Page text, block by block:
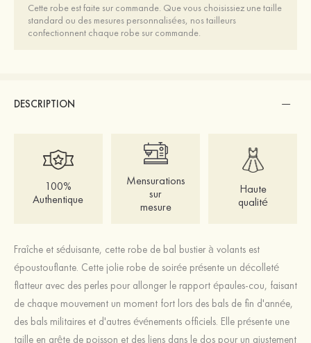
Cette robe est faite sur commande. Que vous choisissiez une taille
standard ou des mesures personnalisées, nos tailleurs
confectionnent chaque robe sur commande.
DESCRIPTION
100%
Authentique
Mensurations
sur
mesure
Haute
qualité
Fraîche et séduisante, cette robe de bal bustier à volants est
époustouflante. Cette jolie robe de soirée présente un décolleté
flatteur avec des perles pour allonger le rapport épaules-cou, faisant
de chaque mouvement un moment fort lors des bals de fin d'année,
des bals militaires et d'autres événements officiels. Elle présente une
taille en arête de poisson et des liens dans le dos pour un ajustement